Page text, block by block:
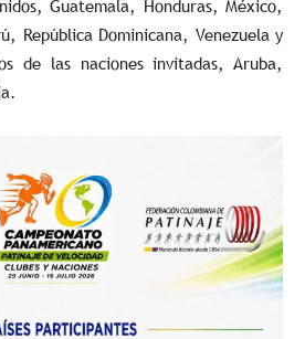
Guatemala, Honduras, México,
República Dominicana, Venezuela y
de las naciones invitadas, Aruba,